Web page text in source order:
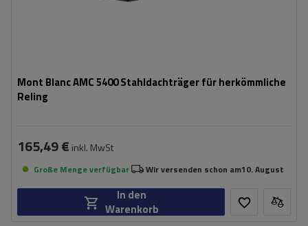
Mont Blanc AMC 5400 Stahldachträger für herkömmliche
Reling
165,49 € inkl. MwSt
Große Menge verfügbar Wir versenden schon am10. August
In den
Warenkorb